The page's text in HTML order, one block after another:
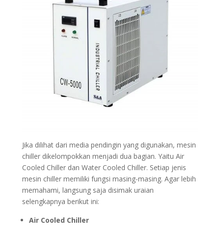
Jika dilihat dari media pendingin yang digunakan, mesin
chiller dikelompokkan menjadi dua bagian. Yaitu Air
Cooled Chiller dan Water Cooled Chiller. Setiap jenis
mesin chiller memiliki fungsi masing-masing. Agar lebih
memahami, langsung saja disimak uraian
selengkapnya berikut ini:
Air Cooled Chiller